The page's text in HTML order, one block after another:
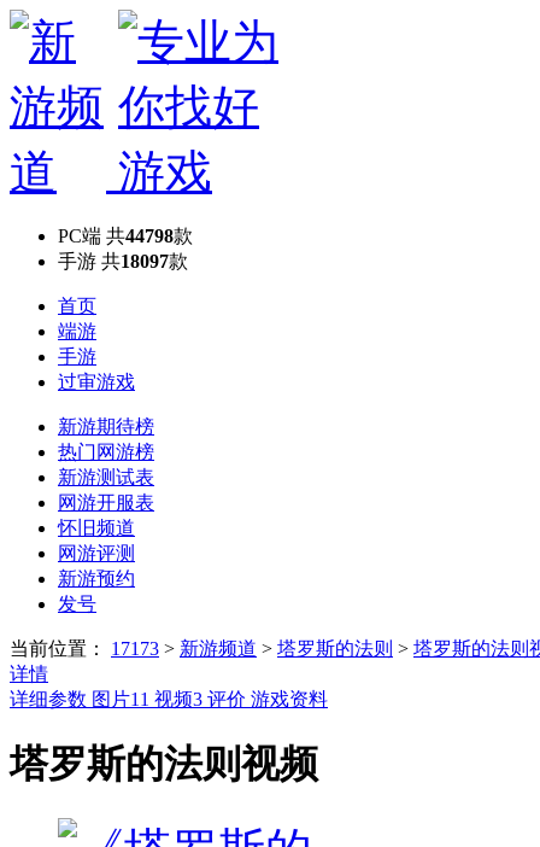
PC端 共44798款
手游 共18097款
首页
端游
手游
过审游戏
新游期待榜
热门网游榜
新游测试表
网游开服表
怀旧频道
网游评测
新游预约
发号
当前位置： 17173 > 新游频道 > 塔罗斯的法则 > 塔罗斯的法则
详情
详细参数 图片11 视频3 评价 游戏资料
塔罗斯的法则视频